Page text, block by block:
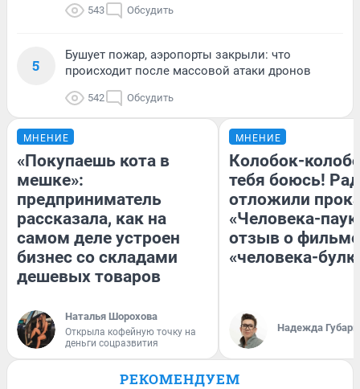
543 Обсудить
5
Бушует пожар, аэропорты закрыли: что
происходит после массовой атаки дронов
542 Обсудить
МНЕНИЕ
«Покупаешь кота в
мешке»:
предприниматель
рассказала, как на
самом деле устроен
бизнес со складами
дешевых товаров
Наталья Шорохова
Открыла кофейную точку на
деньги соцразвития
МНЕНИЕ
Колобок-
тебя боюсь!
отложили
«Человека-
отзыв о
«человека-
Надежда Губарь
РЕКОМЕНДУЕМ